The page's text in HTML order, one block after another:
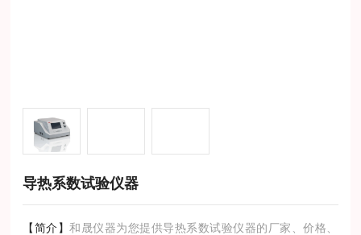
导热系数试验仪器
【简介】和晟仪器为您提供导热系数试验仪器的厂家、价格、